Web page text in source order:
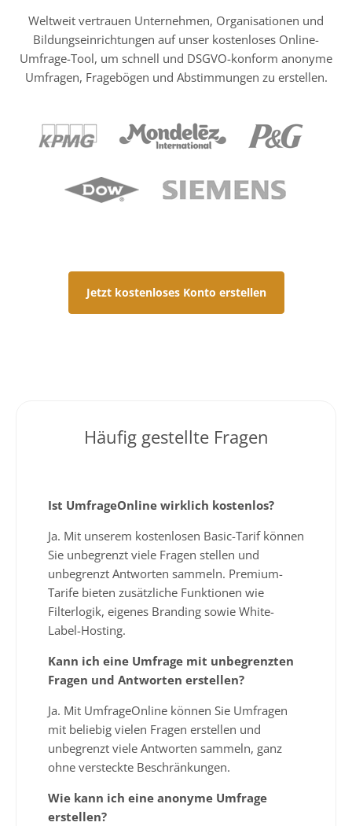
Weltweit vertrauen Unternehmen, Organisationen und
Bildungseinrichtungen auf unser kostenloses Online-
Umfrage-Tool, um schnell und DSGVO-konform anonyme
Umfragen, Fragebögen und Abstimmungen zu erstellen.
Jetzt kostenloses Konto erstellen
Häufig gestellte Fragen
Ist UmfrageOnline wirklich kostenlos?
Ja. Mit unserem kostenlosen Basic-Tarif können
Sie unbegrenzt viele Fragen stellen und
unbegrenzt Antworten sammeln. Premium-
Tarife bieten zusätzliche Funktionen wie
Filterlogik, eigenes Branding sowie White-
Label-Hosting.
Kann ich eine Umfrage mit unbegrenzten
Fragen und Antworten erstellen?
Ja. Mit UmfrageOnline können Sie Umfragen
mit beliebig vielen Fragen erstellen und
unbegrenzt viele Antworten sammeln, ganz
ohne versteckte Beschränkungen.
Wie kann ich eine anonyme Umfrage
erstellen?